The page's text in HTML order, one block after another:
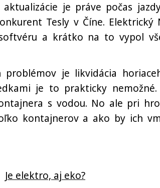
je práve počas
Tesly v Číne. Elektrický
a krátko na to vypol
je likvidácia
je to prakticky nemožné.
s vodou. No ale pri
kontajnerov a ako by ich
Je elektro, aj eko?